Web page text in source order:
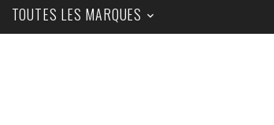

TOUTES LES MARQUES